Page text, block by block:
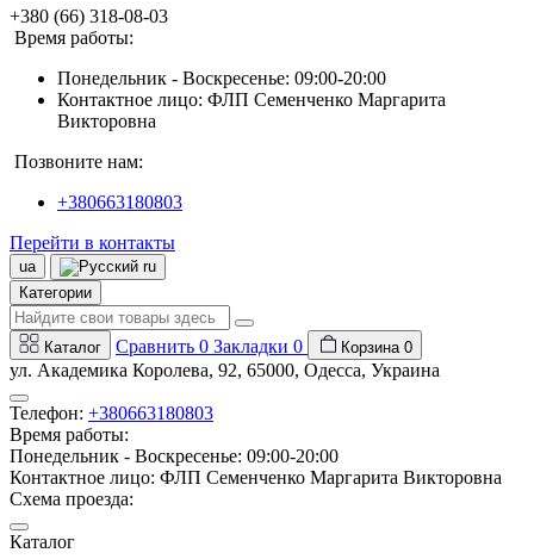
+380 (66) 318-08-03
Время работы:
Понедельник - Воскресенье: 09:00-20:00
Контактное лицо: ФЛП Семенченко Маргарита
Викторовна
Позвоните нам:
+380663180803
Перейти в контакты
ua
ru
Категории
Каталог Сравнить 0 Закладки 0 Корзина 0
ул. Академика Королева, 92, 65000, Одесса, Украина
Телефон: +380663180803
Время работы:
Понедельник - Воскресенье: 09:00-20:00
Контактное лицо: ФЛП Семенченко Маргарита Викторовна
Схема проезда:
Каталог